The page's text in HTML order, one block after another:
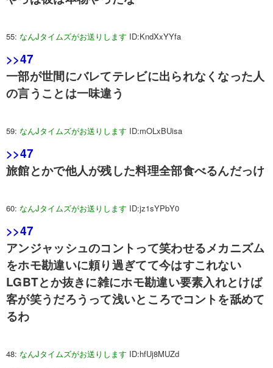
55: なんJタイムズがお送りします ID:KndXxYYfa
>>47
一部が世間にバレてテレビに出られなくなった人
の言うことは一味違う
59: なんJタイムズがお送りします ID:mOLxBUisa
>>47
旅館とかで他人が残した料理全部食べるんだっけ
60: なんJタイムズがお送りします ID:jz1sYPbY0
>>47
アンジャッシュのコントって笑わせるメカニズム
をホモ勘違いに頼り過ぎてて今はすこれない
LGBTとか抜きに雑にホモ勘違い要素入れとけば
客が笑うだろうって浅いところでコントを舐めて
るわ
48: なんJタイムズがお送りします ID:hfUj8MUZd